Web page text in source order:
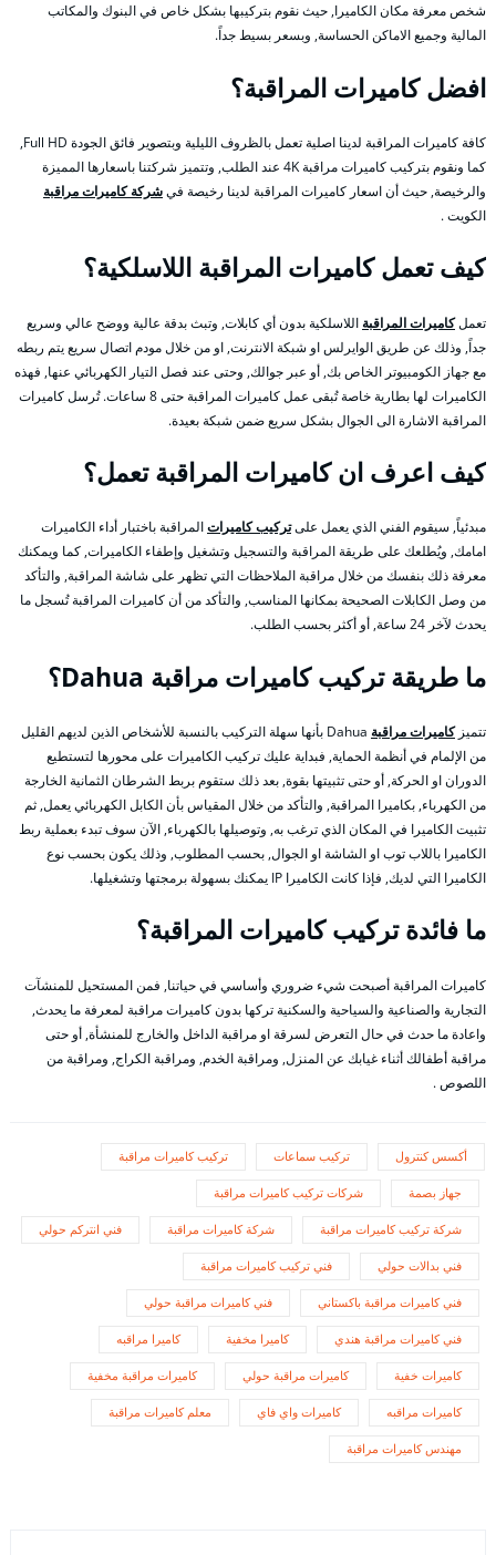
شخص معرفة مكان الكاميرا, حيث نقوم بتركيبها بشكل خاص في البنوك والمكاتب
المالية وجميع الاماكن الحساسة, وبسعر بسيط جداً.
افضل كاميرات المراقبة؟
كافة كاميرات المراقبة لدينا اصلية تعمل بالظروف الليلية وبتصوير فائق الجودة Full HD,
كما ونقوم بتركيب كاميرات مراقبة 4K عند الطلب, وتتميز شركتنا باسعارها المميزة
والرخيصة, حيث أن اسعار كاميرات المراقبة لدينا رخيصة فيشركة كاميرات مراقبة
الكويت .
كيف تعمل كاميرات المراقبة اللاسلكية؟
تعملكاميرات المراقبة اللاسلكية بدون أي كابلات, وتبث بدقة عالية ووضح عالي وسريع
جداً, وذلك عن طريق الوايرلس او شبكة الانترنت, او من خلال مودم اتصال سريع يتم ربطه
مع جهاز الكومبيوتر الخاص بك, أو عبر جوالك, وحتى عند فصل التيار الكهربائي عنها, فهذه
الكاميرات لها بطارية خاصة تُبقى عمل كاميرات المراقبة حتى 8 ساعات. تُرسل كاميرات
المراقبة الاشارة الى الجوال بشكل سريع ضمن شبكة بعيدة.
كيف اعرف ان كاميرات المراقبة تعمل؟
مبدئياً, سيقوم الفني الذي يعمل علىتركيب كاميراتالمراقبة باختبار أداء الكاميرات
امامك, ويُطلعك على طريقة المراقبة والتسجيل وتشغيل وإطفاء الكاميرات, كما ويمكنك
معرفة ذلك بنفسك من خلال مراقبة الملاحظات التي تظهر على شاشة المراقبة, والتأكد
من وصل الكابلات الصحيحة بمكانها المناسب, والتأكد من أن كاميرات المراقبة تُسجل ما
يحدث لآخر 24 ساعة, أو أكثر بحسب الطلب.
ما طريقة تركيب كاميرات مراقبة Dahua؟
تتميزكاميرات مراقبة
Dahua بأنها سهلة التركيب بالنسبة للأشخاص الذين لديهم القليل
من الإلمام في أنظمة الحماية, فبداية عليك تركيب الكاميرات على محورها لتستطيع
الدوران او الحركة, أو حتى تثبيتها بقوة, بعد ذلك ستقوم بربط الشرطان الثمانية الخارجة
من الكهرباء, بكاميرا المراقبة, والتأكد من خلال المقياس بأن الكابل الكهربائي يعمل, ثم
تثبيت الكاميرا في المكان الذي ترغب به, وتوصيلها بالكهرباء, الآن سوف تبدء بعملية ربط
الكاميرا باللاب توب او الشاشة او الجوال, بحسب المطلوب, وذلك يكون بحسب نوع
الكاميرا التي لديك, فإذا كانت الكاميرا IP يمكنك بسهولة برمجتها وتشغيلها.
ما فائدة تركيب كاميرات المراقبة؟
كاميرات المراقبة أصبحت شيء ضروري وأساسي في حياتنا, فمن المستحيل للمنشآت
التجارية والصناعية والسياحية والسكنية تركها بدون كاميرات مراقبة لمعرفة ما يحدث,
واعادة ما حدث في حال التعرض لسرقة او مراقبة الداخل والخارج للمنشأة, أو حتى
مراقبة أطفالك أثناء غيابك عن المنزل, ومراقبة الخدم, ومراقبة الكراج, ومراقبة من
اللصوص .
أكسس كنترول تركيب سماعات تركيب كاميرات مراقبة
جهاز بصمة شركات تركيب كاميرات مراقبة
شركة تركيب كاميرات مراقبة شركة كاميرات مراقبة فني انتركم حولي
فني بدالات حولي فني تركيب كاميرات مراقبة
فني كاميرات مراقبة باكستاني فني كاميرات مراقبة حولي
فني كاميرات مراقبة هندي كاميرا مخفية كاميرا مراقبه
كاميرات خفية كاميرات مراقبة حولي كاميرات مراقبة مخفية
كاميرات مراقبه كاميرات واي فاي معلم كاميرات مراقبة
مهندس كاميرات مراقبة